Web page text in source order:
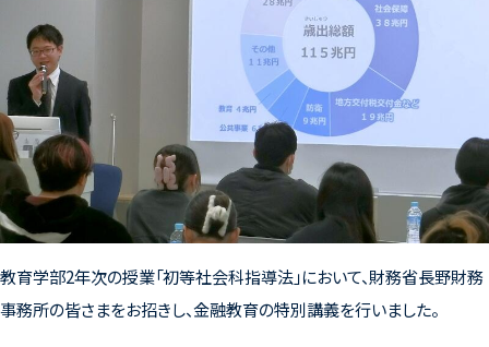
教育学部2年次の授業「初等社会科指導法」において、財務省長野財務
事務所の皆さまをお招きし、金融教育の特別講義を行いました。